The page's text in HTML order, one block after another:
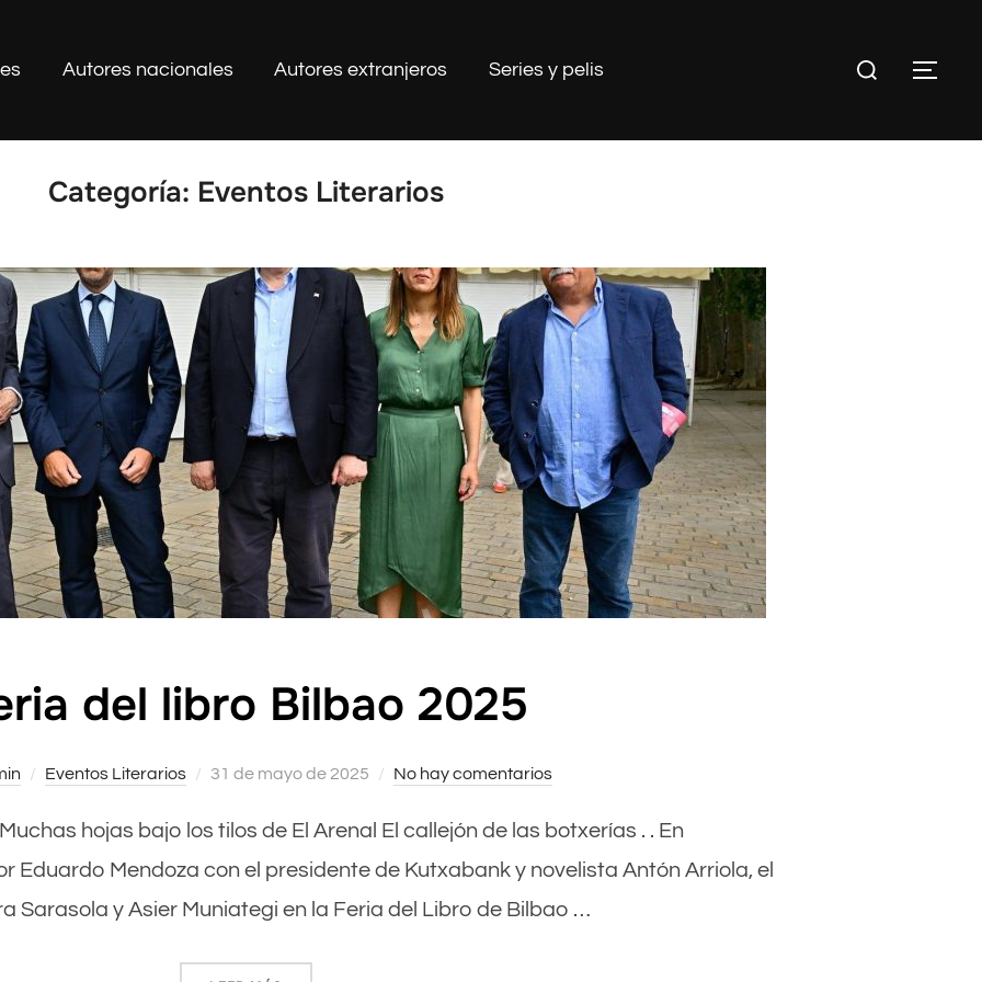
Autores nacionales Autores extranjeros Series y pelis
Buscar:
Categoría: Eventos Literarios
del libro Bilbao 2025
Eventos Literarios
Publicado
31 de mayo de 2025 No hay comentarios
hojas bajo los tilos de El Arenal El callejón de las botxerías . . En
Eduardo Mendoza con el presidente de Kutxabank y novelista Antón Arriola, el
Sarasola y Asier Muniategi en la Feria del Libro de Bilbao …